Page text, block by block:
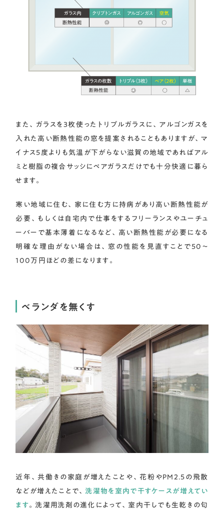
また、ガラスを3枚使ったトリプルガラスに、アルゴンガスを
入れた高い断熱性能の窓を提案されることもありますが、マ
イナス5度よりも気温が下がらない滋賀の地域であればアル
ミと樹脂の複合サッシにペアガラスだけでも十分快適に暮ら
せます。
寒い地域に住む、家に住む方に持病があり高い断熱性能が
必要、もしくは自宅内で仕事をするフリーランスやユーチュ
ーバーで基本薄着になるなど、高い断熱性能が必要になる
明確な理由がない場合は、窓の性能を見直すことで50〜
100万円ほどの差になります。
ベランダを無くす
近年、共働きの家庭が増えたことや、花粉やPM2.5の飛散
などが増えたことで、 洗濯物を室内で干すケースが増えてい
ます。洗濯用洗剤の進化によって、室内干しでも生乾きの匂